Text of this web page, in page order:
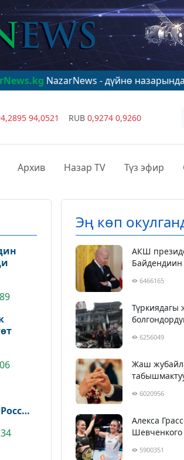
- дүйнө назарында!
94,0521 RUB 0,9274 0,9260
Архив Назар TV Түз эфир
Эң көп
АКШ
6466165
Түркиядагы
6256049
Жаш
6020956
Алекса
5900351